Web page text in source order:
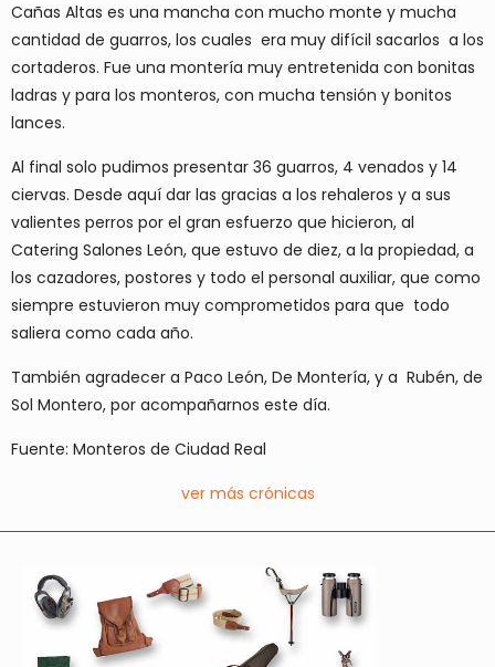
Cañas Altas es una mancha con mucho monte y mucha
cantidad de guarros, los cuales era muy difícil sacarlos a los
cortaderos. Fue una montería muy entretenida con bonitas
ladras y para los monteros, con mucha tensión y bonitos
lances.
Al final solo pudimos presentar 36 guarros, 4 venados y 14
ciervas. Desde aquí dar las gracias a los rehaleros y a sus
valientes perros por el gran esfuerzo que hicieron, al
Catering Salones León, que estuvo de diez, a la propiedad, a
los cazadores, postores y todo el personal auxiliar, que como
siempre estuvieron muy comprometidos para que todo
saliera como cada año.
También agradecer a Paco León, De Montería, y a Rubén, de
Sol Montero, por acompañarnos este día.
Fuente: Monteros de Ciudad Real
ver más crónicas